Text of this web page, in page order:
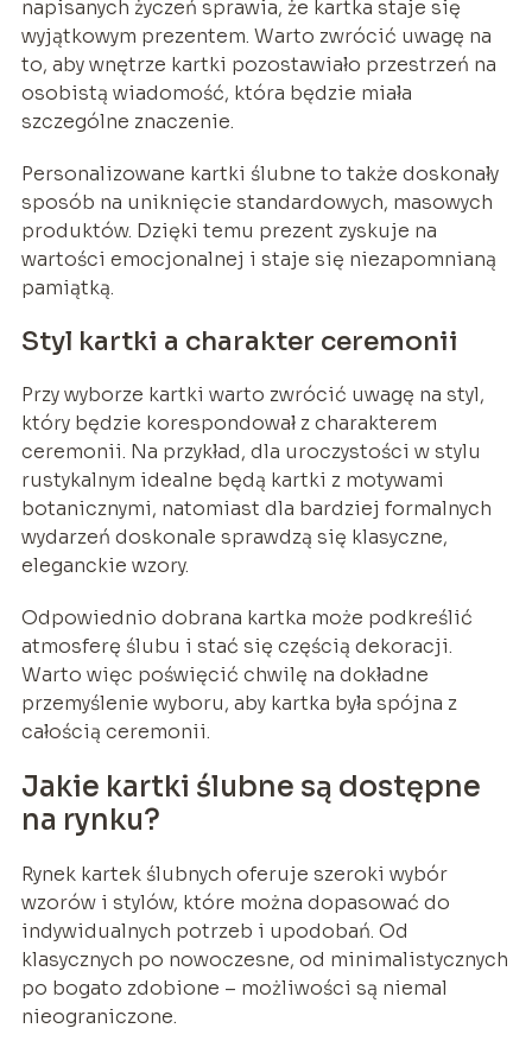
napisanych życzeń sprawia, że kartka staje się
wyjątkowym prezentem. Warto zwrócić uwagę na
to, aby wnętrze kartki pozostawiało przestrzeń na
osobistą wiadomość, która będzie miała
szczególne znaczenie.
Personalizowane kartki ślubne to także doskonały
sposób na uniknięcie standardowych, masowych
produktów. Dzięki temu prezent zyskuje na
wartości emocjonalnej i staje się niezapomnianą
pamiątką.
Styl kartki a charakter ceremonii
Przy wyborze kartki warto zwrócić uwagę na styl,
który będzie korespondował z charakterem
ceremonii. Na przykład, dla uroczystości w stylu
rustykalnym idealne będą kartki z motywami
botanicznymi, natomiast dla bardziej formalnych
wydarzeń doskonale sprawdzą się klasyczne,
eleganckie wzory.
Odpowiednio dobrana kartka może podkreślić
atmosferę ślubu i stać się częścią dekoracji.
Warto więc poświęcić chwilę na dokładne
przemyślenie wyboru, aby kartka była spójna z
całością ceremonii.
Jakie kartki ślubne są dostępne
na rynku?
Rynek kartek ślubnych oferuje szeroki wybór
wzorów i stylów, które można dopasować do
indywidualnych potrzeb i upodobań. Od
klasycznych po nowoczesne, od minimalistycznych
po bogato zdobione – możliwości są niemal
nieograniczone.